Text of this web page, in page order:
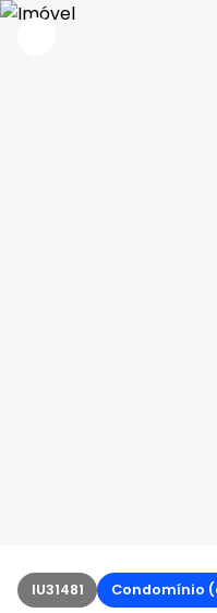
IU31481 Condomínio